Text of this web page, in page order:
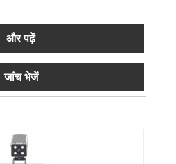
और पढ़ें
जांच भेजें